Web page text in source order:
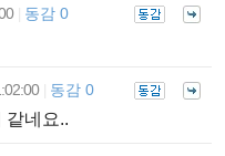
동감 0
동감 0
같네요..